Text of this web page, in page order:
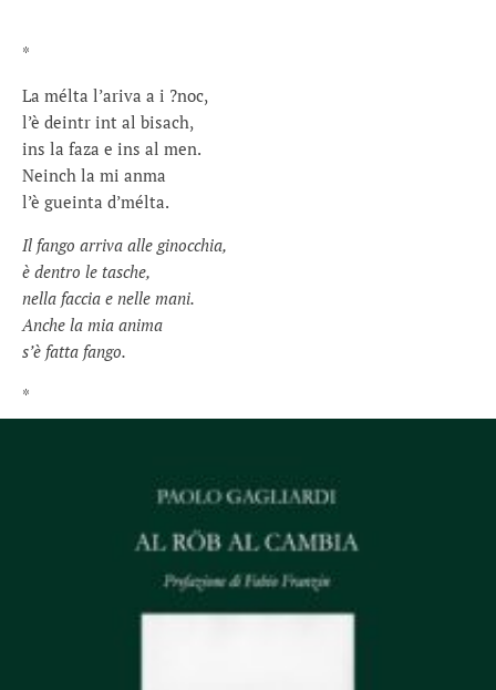
*
La mélta l’ariva a i ?noc,
l’è deintr int al bisach,
ins la faza e ins al men.
Neinch la mi anma
l’è gueinta d’mélta.
Il fango arriva alle ginocchia,
è dentro le tasche,
nella faccia e nelle mani.
Anche la mia anima
s’è fatta fango.
*